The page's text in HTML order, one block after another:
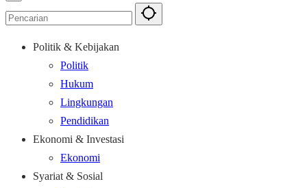
Politik & Kebijakan
Politik
Hukum
Lingkungan
Pendidikan
Ekonomi & Investasi
Ekonomi
Syariat & Sosial